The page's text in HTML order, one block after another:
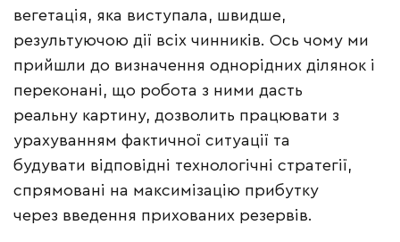
вегетація, яка виступала, швидше,
результуючою дії всіх чинників. Ось чому ми
прийшли до визначення однорідних ділянок і
переконані, що робота з ними дасть
реальну картину, дозволить працювати з
урахуванням фактичної ситуації та
будувати відповідні технологічні стратегії,
спрямовані на максимізацію прибутку
через введення прихованих резервів.